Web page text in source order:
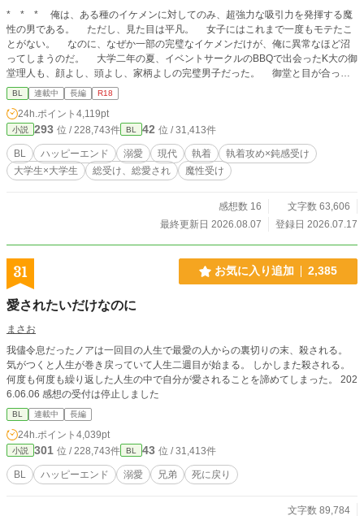
* * * 俺は、ある種のイケメンに対してのみ、超強力な吸引力を発揮する魔
性の男である。 ただし、見た目は平凡。 女子にはこれまで一度もモテたこ
とがない。 なのに、なぜか一部の完璧なイケメンだけが、俺に異常なほど沼
ってしまうのだ。 大学二年の夏、イベントサークルのBBQで出会ったK大の御
堂理人も、顔よし、頭よし、家柄よしの完璧男子だった。 御堂と目が合った
瞬間、俺は確信した。 ――こいつも、俺にハマる。 ところが御堂は、これ
まで俺が出会った男たちとは少し違っていた。 ・・・・・・・・・・・・・
正統派の王道完璧イケメン大学生 × 自覚アリの魔性の大学生（平凡） ☆気
の向くままに書いています。 更新頻度は気力と体力次第。応援よろしくおね
がいします！
BL 連載中 長編 R18
24h.ポイント 4,119pt
小説 293 位 / 228,743件 BL 42 位 / 31,413件
BL ハッピーエンド 溺愛 現代 執着
執着攻め×鈍感受け
大学生×大学生
総受け、総愛され 魔性受け
感想数 16
文字数 63,606
最終更新日 2026.08.07
登録日 2026.07.17
31 お気に入り追加 2,385
愛されたいだけなのに
まさお
我儘令息だったノアは一回目の人生で最愛の人からの裏切りの末、殺される。
気がつくと人生が巻き戻っていて人生二週目が始まる。 しかしまた殺される。
何度も何度も繰り返した人生の中で自分が愛されることを諦めてしまった。 202
6.06.06 感想の受付は停止しました
BL 連載中 長編
24h.ポイント 4,039pt
小説 301 位 / 228,743件 BL 43 位 / 31,413件
BL ハッピーエンド 溺愛 兄弟 死に戻り
文字数 89,784